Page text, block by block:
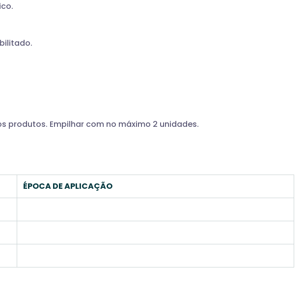
Empilhar com no máximo 2 unidades.
ÉPOCA DE APLICAÇÃO